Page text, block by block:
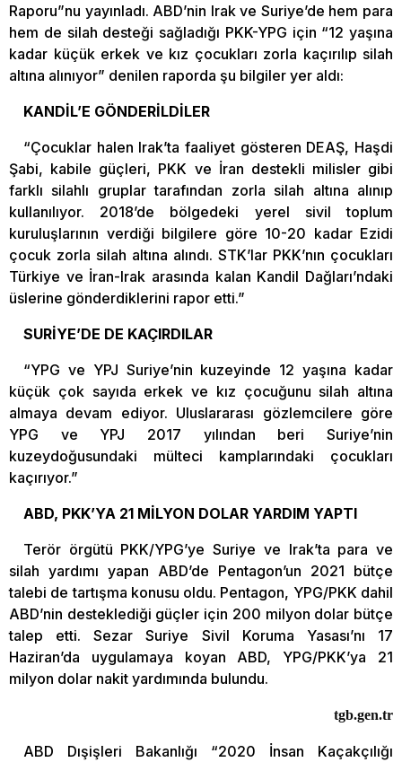
Raporu”nu yayınladı. ABD’nin Irak ve Suriye’de hem para
hem de silah desteği sağladığı PKK-YPG için “12 yaşına
kadar küçük erkek ve kız çocukları zorla kaçırılıp silah
altına alınıyor” denilen raporda şu bilgiler yer aldı:
KANDİL’E GÖNDERİLDİLER
“Çocuklar halen Irak’ta faaliyet gösteren DEAŞ, Haşdi
Şabi, kabile güçleri, PKK ve İran destekli milisler gibi
farklı silahlı gruplar tarafından zorla silah altına alınıp
kullanılıyor. 2018’de bölgedeki yerel sivil toplum
kuruluşlarının verdiği bilgilere göre 10-20 kadar Ezidi
çocuk zorla silah altına alındı. STK’lar PKK’nın çocukları
Türkiye ve İran-Irak arasında kalan Kandil Dağları’ndaki
üslerine gönderdiklerini rapor etti.”
SURİYE’DE DE KAÇIRDILAR
“YPG ve YPJ Suriye’nin kuzeyinde 12 yaşına kadar
küçük çok sayıda erkek ve kız çocuğunu silah altına
almaya devam ediyor. Uluslararası gözlemcilere göre
YPG ve YPJ 2017 yılından beri Suriye’nin
kuzeydoğusundaki mülteci kamplarındaki çocukları
kaçırıyor.”
ABD, PKK’YA 21 MİLYON DOLAR YARDIM YAPTI
Terör örgütü PKK/YPG’ye Suriye ve Irak’ta para ve
silah yardımı yapan ABD’de Pentagon’un 2021 bütçe
talebi de tartışma konusu oldu. Pentagon, YPG/PKK dahil
ABD’nin desteklediği güçler için 200 milyon dolar bütçe
talep etti. Sezar Suriye Sivil Koruma Yasası’nı 17
Haziran’da uygulamaya koyan ABD, YPG/PKK’ya 21
milyon dolar nakit yardımında bulundu.
tgb.gen.tr
ABD Dışişleri Bakanlığı “2020 İnsan Kaçakçılığı